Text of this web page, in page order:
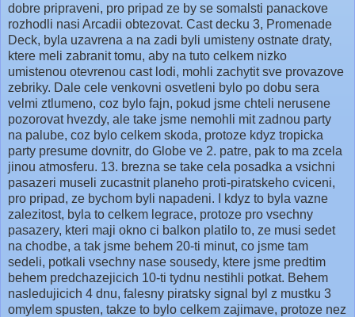
dobre pripraveni, pro pripad ze by se somalsti panackove
rozhodli nasi Arcadii obtezovat. Cast decku 3, Promenade
Deck, byla uzavrena a na zadi byli umisteny ostnate draty,
ktere meli zabranit tomu, aby na tuto celkem nizko
umistenou otevrenou cast lodi, mohli zachytit sve provazove
zebriky. Dale cele venkovni osvetleni bylo po dobu sera
velmi ztlumeno, coz bylo fajn, pokud jsme chteli nerusene
pozorovat hvezdy, ale take jsme nemohli mit zadnou party
na palube, coz bylo celkem skoda, protoze kdyz tropicka
party presume dovnitr, do Globe ve 2. patre, pak to ma zcela
jinou atmosferu. 13. brezna se take cela posadka a vsichni
pasazeri museli zucastnit planeho proti-piratskeho cviceni,
pro pripad, ze bychom byli napadeni. I kdyz to byla vazne
zalezitost, byla to celkem legrace, protoze pro vsechny
pasazery, kteri maji okno ci balkon platilo to, ze musi sedet
na chodbe, a tak jsme behem 20-ti minut, co jsme tam
sedeli, potkali vsechny nase sousedy, ktere jsme predtim
behem predchazejicich 10-ti tydnu nestihli potkat. Behem
nasledujicich 4 dnu, falesny piratsky signal byl z mustku 3
omylem spusten, takze to bylo celkem zajimave, protoze nez